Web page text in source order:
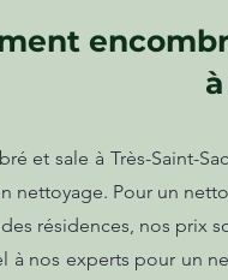
et sale à Très-Saint-
nettoyage. Pour un
résidences, nos
à nos experts pour un